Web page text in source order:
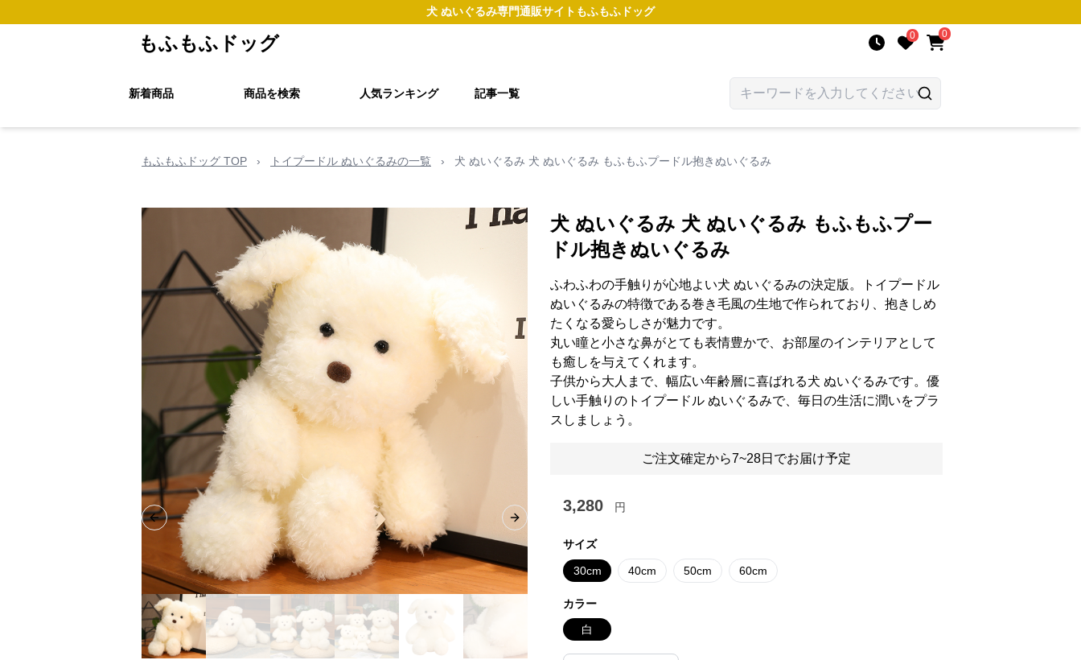
犬 ぬいぐるみ専門通販サイト もふもふドッグ
もふもふドッグ 0 0
新着商品 商品を検索 人気ランキング 記事一覧
もふもふドッグ TOP › トイプードル ぬいぐるみの一覧 › 犬 ぬいぐるみ 犬 ぬいぐるみ もふもふプードル抱きぬいぐるみ
Previous slide Next slide
犬 ぬいぐるみ 犬 ぬいぐるみ もふもふプー
ドル抱きぬいぐるみ
ふわふわの手触りが心地よい犬 ぬいぐるみの決定版。トイプードル
ぬいぐるみの特徴である巻き毛風の生地で作られており、抱きしめ
たくなる愛らしさが魅力です。
丸い瞳と小さな鼻がとても表情豊かで、お部屋のインテリアとして
も癒しを与えてくれます。
子供から大人まで、幅広い年齢層に喜ばれる犬 ぬいぐるみです。優
しい手触りのトイプードル ぬいぐるみで、毎日の生活に潤いをプラ
スしましょう。
ご注文確定から7~28日でお届け予定
3,280 円
サイズ
30cm 40cm 50cm 60cm
カラー
白